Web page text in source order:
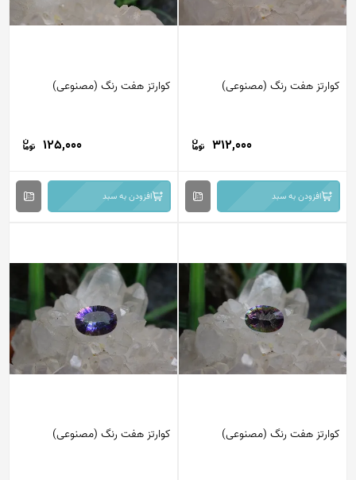
کوارتز هفت رنگ (مصنوعی)
312,000
افزودن به سبد
کوارتز هفت رنگ (مصنوعی)
125,000
افزودن به سبد
کوارتز هفت رنگ (مصنوعی) کوارتز هفت رنگ (مصنوعی)